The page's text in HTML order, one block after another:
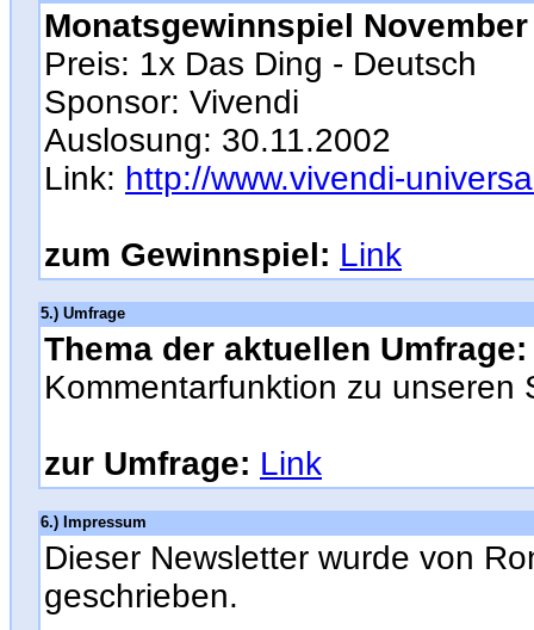
Monatsgewinnspiel November
Preis: 1x Das Ding - Deutsch
Sponsor: Vivendi
Auslosung: 30.11.2002
Link: http://www.vivendi-
zum Gewinnspiel: Link
5.) Umfrage
Thema der aktuellen Umfrage:
Kommentarfunktion zu unseren
zur Umfrage: Link
6.) Impressum
Dieser Newsletter wurde von
geschrieben.